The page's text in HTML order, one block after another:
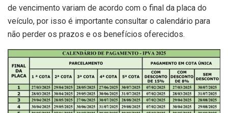
de vencimento variam de acordo com o final da placa do
veículo, por isso é importante consultar o calendário para
não perder os prazos e os benefícios oferecidos.